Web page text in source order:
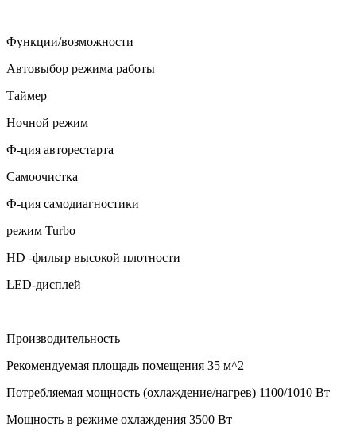
Функции/возможности
Автовыбор режима работы
Таймер
Ночной режим
Ф-ция авторестарта
Самоочистка
Ф-ция самодиагностики
режим Turbo
HD -фильтр высокой плотности
LED-дисплей
Производительность
Рекомендуемая площадь помещения 35 м^2
Потребляемая мощность (охлаждение/нагрев) 1100/1010 Вт
Мощность в режиме охлаждения 3500 Вт